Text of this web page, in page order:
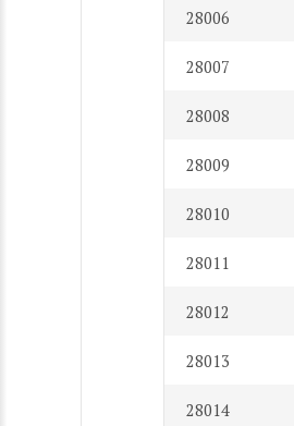
28006
28007
28008
28009
28010
28011
28012
28013
28014